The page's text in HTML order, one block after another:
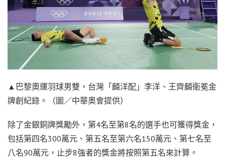
▲巴黎奧運羽球男雙，台灣「麟洋配」李洋、王齊麟衛冕金
牌創紀錄。（圖／中華奧會提供）
除了金銀銅牌獎勵外，第4名至第8名的選手也可獲得獎金，
包括第四名300萬元、第五名至第六名150萬元、第七名至
八名90萬元，止步8強者的獎金將按照第五名來計算。